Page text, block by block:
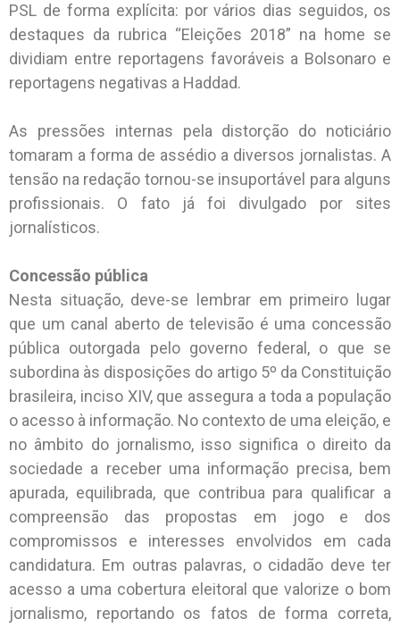
PSL de forma explícita: por vários dias seguidos, os
destaques da rubrica “Eleições 2018” na home se
dividiam entre reportagens favoráveis a Bolsonaro e
reportagens negativas a Haddad.
As pressões internas pela distorção do noticiário
tomaram a forma de assédio a diversos jornalistas. A
tensão na redação tornou-se insuportável para alguns
profissionais. O fato já foi divulgado por sites
jornalísticos.
Concessão pública
Nesta situação, deve-se lembrar em primeiro lugar
que um canal aberto de televisão é uma concessão
pública outorgada pelo governo federal, o que se
subordina às disposições do artigo 5º da Constituição
brasileira, inciso XIV, que assegura a toda a população
o acesso à informação. No contexto de uma eleição, e
no âmbito do jornalismo, isso significa o direito da
sociedade a receber uma informação precisa, bem
apurada, equilibrada, que contribua para qualificar a
compreensão das propostas em jogo e dos
compromissos e interesses envolvidos em cada
candidatura. Em outras palavras, o cidadão deve ter
acesso a uma cobertura eleitoral que valorize o bom
jornalismo, reportando os fatos de forma correta,